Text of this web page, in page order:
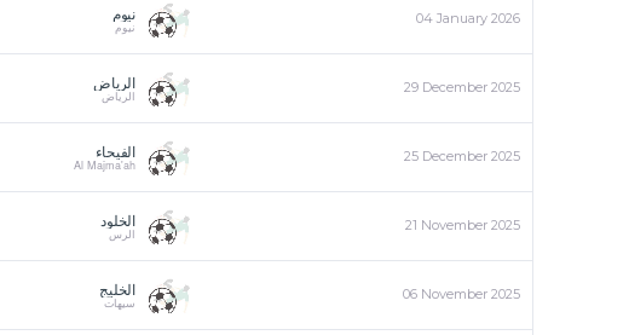
04 January 2026 نيوم
نيوم
29 December 2025 الرياض
الرياض
25 December 2025 الفيحاء
Al Majma'ah
21 November 2025 الخلود
الرس
06 November 2025 الخليج
سيهات